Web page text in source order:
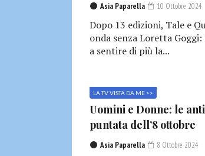
Asia Paparella 10 Ottobre 2024
Dopo 13 edizioni, Tale e
onda senza Loretta
a sentire di più la...
LA TV VISTA DA ME >>
Uomini e Donne: le
puntata dell’8 ottobre
Asia Paparella 8 Ottobre 2024